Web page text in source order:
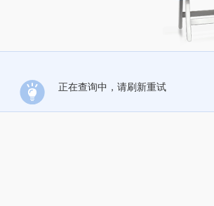
正在查询中，请刷新重试